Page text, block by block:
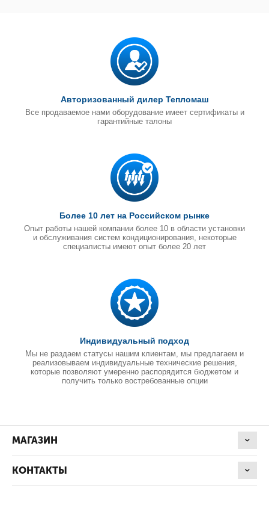
Авторизованный дилер Тепломаш
Все продаваемое нами оборудование имеет сертификаты и
гарантийные талоны
Более 10 лет на Российском рынке
Опыт работы нашей компании более 10 в области установки
и обслуживания систем кондиционирования, некоторые
специалисты имеют опыт более 20 лет
Индивидуальный подход
Мы не раздаем статусы нашим клиентам, мы предлагаем и
реализовываем индивидуальные технические решения,
которые позволяют умеренно распорядится бюджетом и
получить только востребованные опции
МАГАЗИН
КОНТАКТЫ